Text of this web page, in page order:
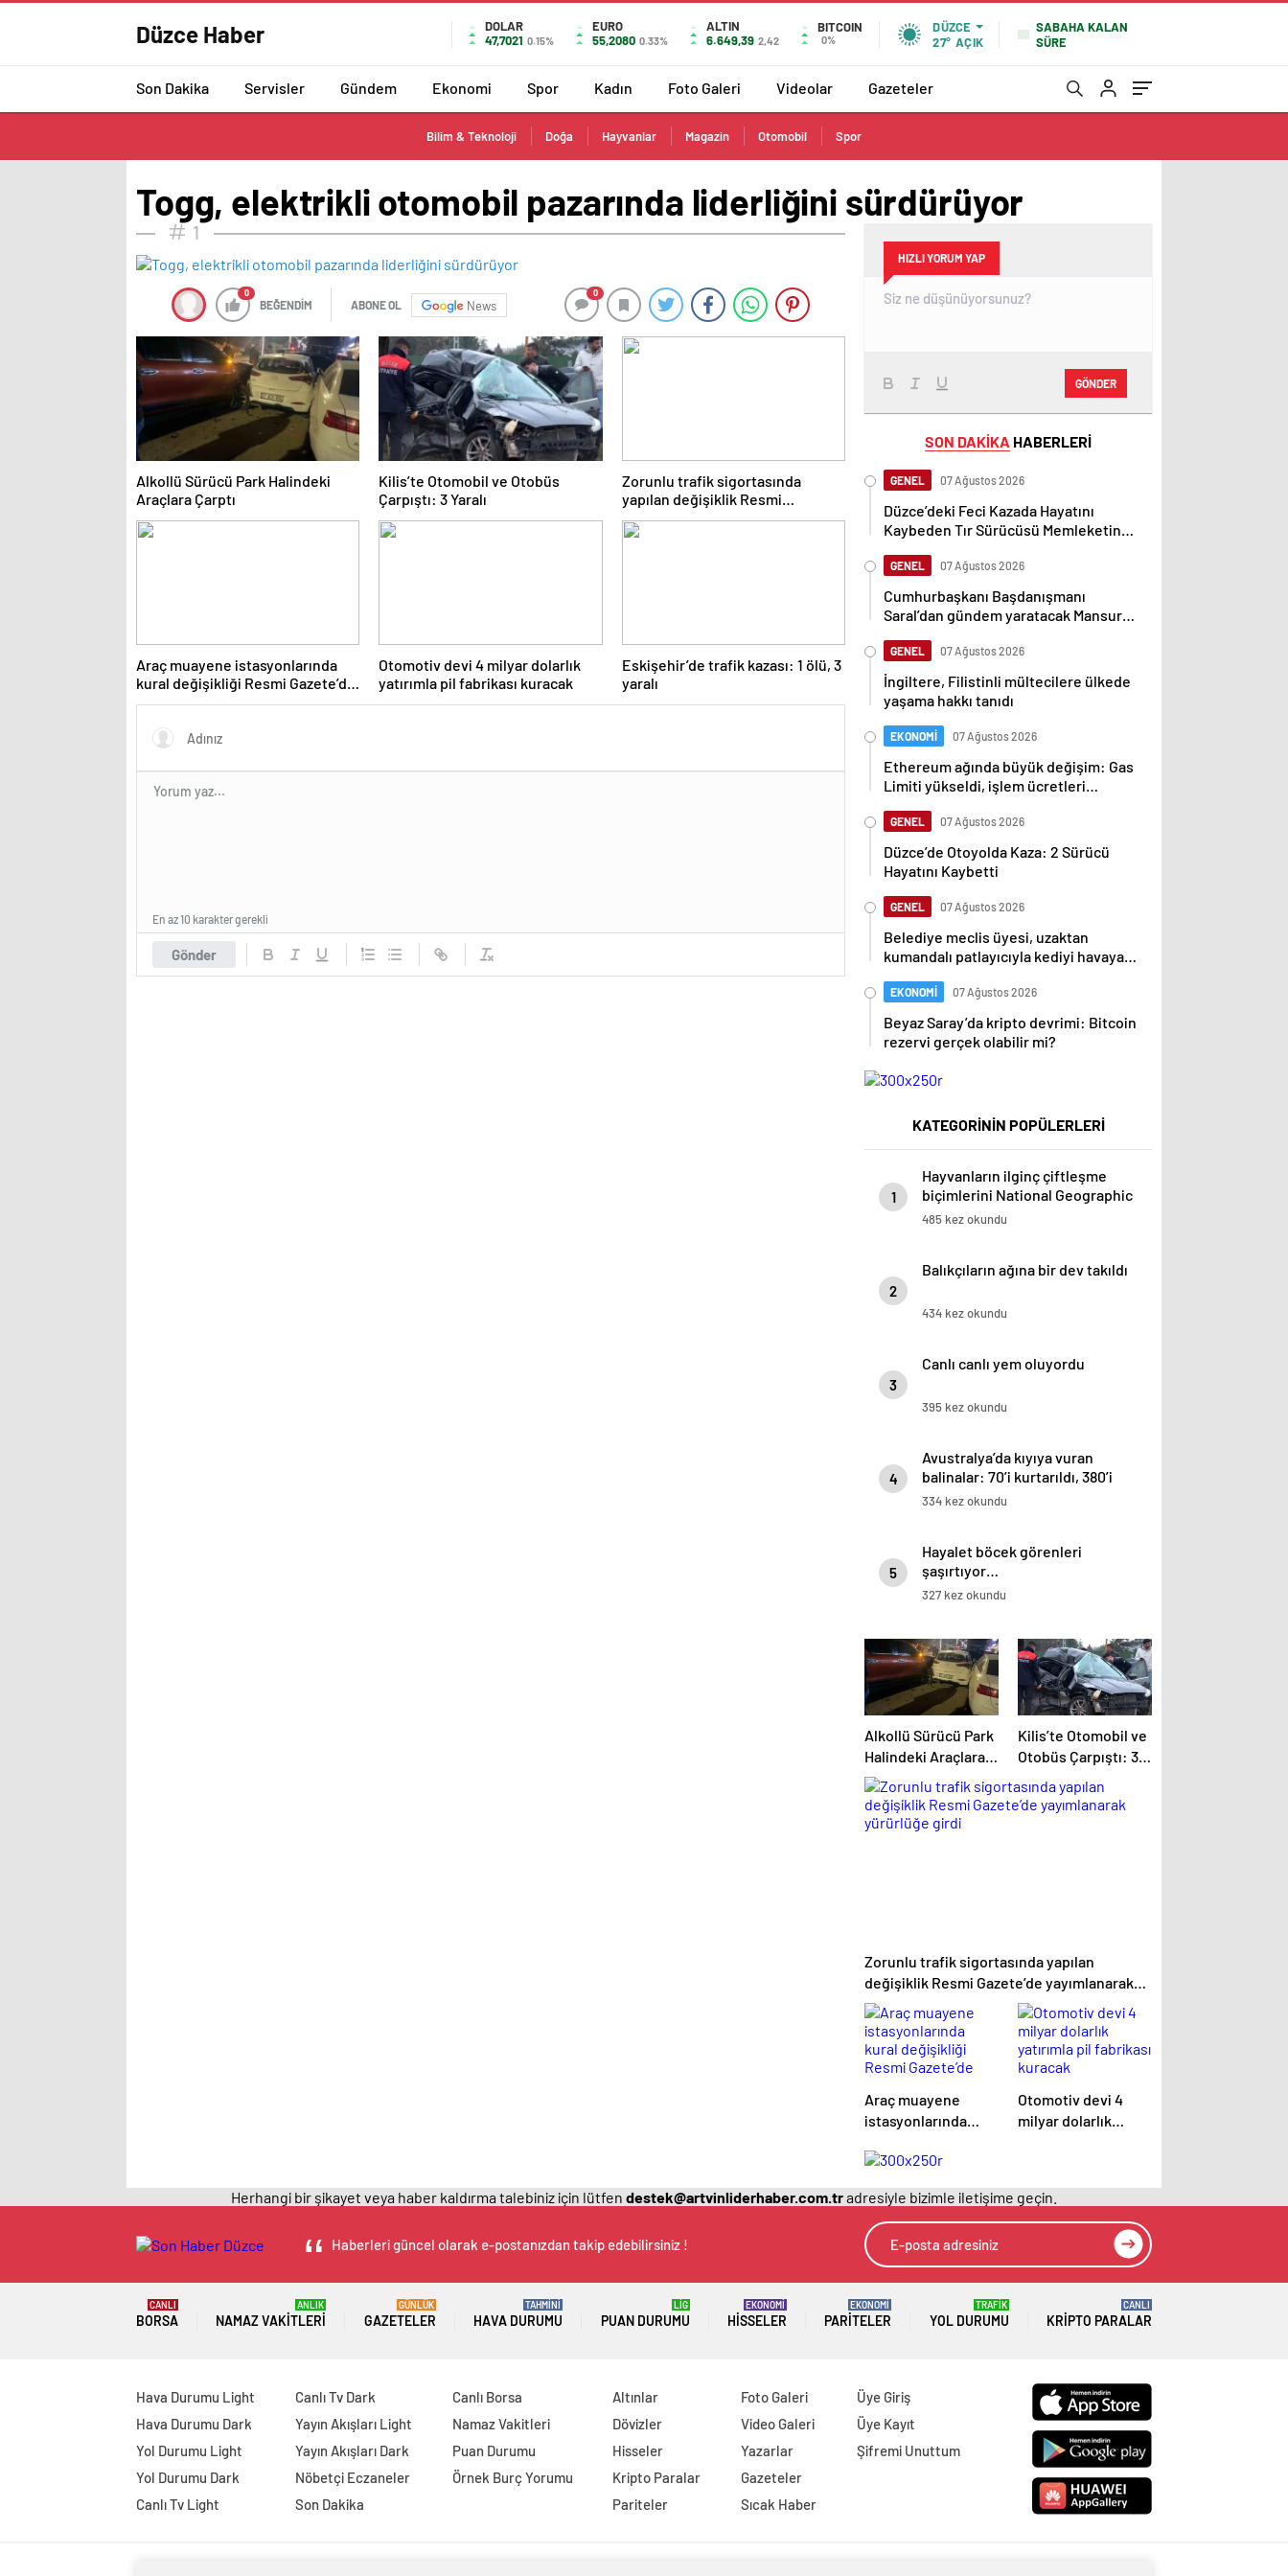
Düzce Haber
DOLAR
47,7021 0.15%
EURO
55,2080 0.33%
ALTIN
6.649,39 2,42
BITCOIN
0%
DÜZCE
27° AÇIK
SABAHA KALAN
SÜRE
Son Dakika Servisler Gündem Ekonomi Spor Kadın Foto Galeri Videolar Gazeteler
Bilim & Teknoloji Doğa Hayvanlar Magazin Otomobil Spor
Togg, elektrikli otomobil pazarında liderliğini sürdürüyor
1
0
BEĞENDİM ABONE OL News
0
Alkollü Sürücü Park Halindeki
Araçlara Çarptı
Kilis’te Otomobil ve Otobüs
Çarpıştı: 3 Yaralı
Zorunlu trafik sigortasında
yapılan değişiklik Resmi
Gazete’de yayımlanarak
yürürlüğe girdi
Araç muayene istasyonlarında
kural değişikliği Resmi Gazete’de
yayımlanarak yürürlüğe girdi
Otomotiv devi 4 milyar dolarlık
yatırımla pil fabrikası kuracak
Eskişehir’de trafik kazası: 1 ölü, 3
yaralı
Gönder
En az 10 karakter gerekli
HIZLI YORUM YAP
GÖNDER
SON DAKİKA HABERLERİ
GENEL 07 Ağustos 2026
Düzce’deki Feci Kazada Hayatını
Kaybeden Tır Sürücüsü Memleketine
GENEL 07 Ağustos 2026
Cumhurbaşkanı Başdanışmanı
Saral’dan gündem yaratacak Mansur
GENEL 07 Ağustos 2026
İngiltere, Filistinli mültecilere ülkede
yaşama hakkı tanıdı
EKONOMİ 07 Ağustos 2026
Ethereum ağında büyük değişim: Gas
Limiti yükseldi, işlem ücretleri
GENEL 07 Ağustos 2026
Düzce’de Otoyolda Kaza: 2 Sürücü
Hayatını Kaybetti
GENEL 07 Ağustos 2026
Belediye meclis üyesi, uzaktan
kumandalı patlayıcıyla kediyi havaya
EKONOMİ 07 Ağustos 2026
Beyaz Saray’da kripto devrimi: Bitcoin
rezervi gerçek olabilir mi?
KATEGORİNİN POPÜLERLERİ
1
Hayvanların ilginç çiftleşme
biçimlerini National Geographic
görüntüledi.
485 kez okundu
2
Balıkçıların ağına bir dev takıldı
434 kez okundu
3
Canlı canlı yem oluyordu
395 kez okundu
4
Avustralya’da kıyıya vuran
balinalar: 70’i kurtarıldı, 380’i
öldü
334 kez okundu
5
Hayalet böcek görenleri
şaşırtıyor…
327 kez okundu
Alkollü Sürücü Park
Halindeki Araçlara
Çarptı
Kilis’te Otomobil ve
Otobüs Çarpıştı: 3
Yaralı
Zorunlu trafik sigortasında yapılan
değişiklik Resmi Gazete’de yayımlanarak
yürürlüğe girdi
Araç muayene
istasyonlarında
Resmi Gazete’de
yayımlanarak
yürürlüğe girdi
Otomotiv devi 4
milyar dolarlık
Herhangi bir şikayet veya haber kaldırma talebiniz için lütfen destek@artvinliderhaber.com.tradresiyle bizimle iletişime geçin.
Haberleri güncel olarak e-postanızdan takip edebilirsiniz !
BORSA
CANLI
NAMAZ VAKITLERI
ANLIK
GAZETELER
GÜNLÜK
HAVA DURUMU
TAHMİNİ
PUAN DURUMU
LİG
HISSELER
EKONOMİ
PARITELER
EKONOMİ
YOL DURUMU
TRAFİK
KRIPTO PARALAR
CANLI
Hava Durumu Light
Hava Durumu Dark
Yol Durumu Light
Yol Durumu Dark
Canlı Tv Light
Canlı Tv Dark
Yayın Akışları Light
Yayın Akışları Dark
Nöbetçi Eczaneler
Son Dakika
Canlı Borsa
Namaz Vakitleri
Puan Durumu
Örnek Burç Yorumu
Altınlar
Dövizler
Hisseler
Kripto Paralar
Pariteler
Foto Galeri
Video Galeri
Yazarlar
Gazeteler
Sıcak Haber
Üye Giriş
Üye Kayıt
Şifremi Unuttum